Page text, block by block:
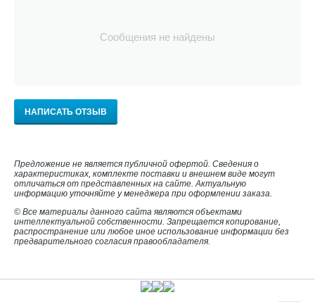
Сообщения не найдены
НАПИСАТЬ ОТЗЫВ
Предложение не является публичной офертой. Сведения о
характеристиках, комплекте поставки и внешнем виде могут
отличаться от представленных на сайте. Актуальную
информацию уточняйте у менеджера при оформлении заказа.
© Все материалы данного сайта являются объектами
интеллектуальной собственности. Запрещается копирование,
распространение или любое иное использование информации без
предварительного согласия правообладателя.